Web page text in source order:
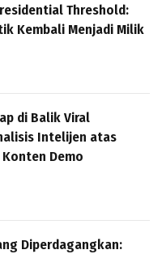
Threshold:
Kembali Menjadi Milik
di Balik Viral
Intelijen atas
Demo
Diperdagangkan: